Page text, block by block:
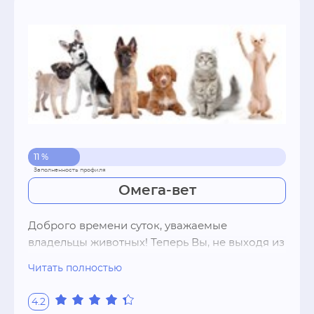
11 %
Омега-вет
Доброго времени суток, уважаемые
владельцы животных! Теперь Вы, не выходя из
мочи, диагностика паразитарных
заболеваний, исследования на бабезиоз на
Читать полностью
4.2